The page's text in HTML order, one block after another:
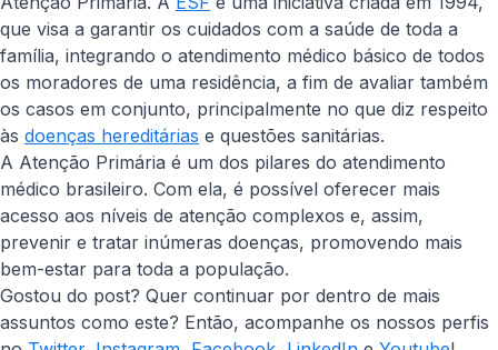
que visa a garantir os cuidados com a saúde de toda a
família, integrando o atendimento médico básico de todos
os moradores de uma residência, a fim de avaliar também
os casos em conjunto, principalmente no que diz respeito
às doenças hereditárias e questões sanitárias.
A Atenção Primária é um dos pilares do atendimento
médico brasileiro. Com ela, é possível oferecer mais
acesso aos níveis de atenção complexos e, assim,
prevenir e tratar inúmeras doenças, promovendo mais
bem-estar para toda a população.
Gostou do post? Quer continuar por dentro de mais
assuntos como este? Então, acompanhe os nossos perfis